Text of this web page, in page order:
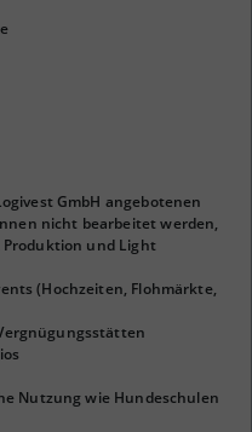
GmbH angebotenen
nicht bearbeitet werden,
Produktion und Light
(Hochzeiten, Flohmärkte,
Nutzung wie Hundeschulen